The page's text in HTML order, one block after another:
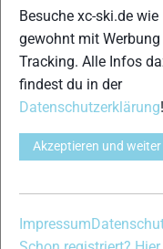
Besuche xc-ski.de wie
gewohnt mit Werbung
Tracking. Alle Infos
findest du in der
Datenschutzerklärung!
Akzeptieren und weiter
Impressum